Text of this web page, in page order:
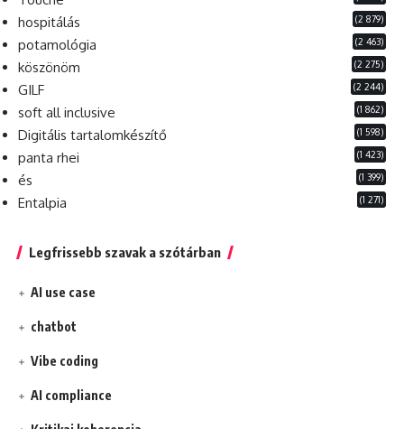
hospitálás (2 879)
potamológia (2 463)
köszönöm (2 275)
GILF (2 244)
soft all inclusive (1 862)
Digitális tartalomkészítő (1 598)
panta rhei (1 423)
és (1 399)
Entalpia (1 271)
Legfrissebb szavak a szótárban
AI use case
chatbot
Vibe coding
AI compliance